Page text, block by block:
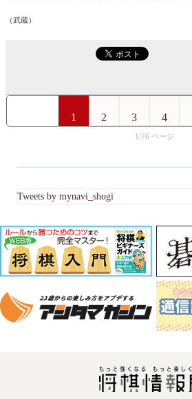
（武蔵）
1/76
1 2 3 4
Tweets by mynavi_shogi